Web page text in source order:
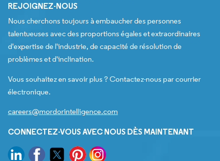
REJOIGNEZ-NOUS
Nous cherchons toujours à embaucher des personnes
talentueuses avec des proportions égales et extraordinaires
d'expertise de l'industrie, de capacité de résolution de
problèmes et d'inclination.
Vous souhaitez en savoir plus ? Contactez-nous par courrier
électronique.
careers@mordorintelligence.com
CONNECTEZ-VOUS AVEC NOUS DÈS MAINTENANT